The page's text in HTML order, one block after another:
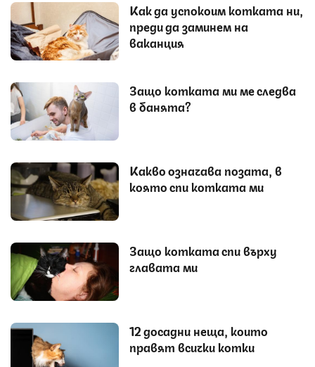
Как да успокоим котката ни,
преди да заминем на
ваканция
Защо котката ми ме следва
в банята?
Какво означава позата, в
която спи котката ми
Защо котката спи върху
главата ми
12 досадни неща, които
правят всички котки